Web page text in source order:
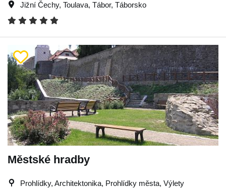
Jižní Čechy, Toulava, Tábor, Táborsko
Městské hradby
Prohlídky, Architektonika, Prohlídky města, Výlety